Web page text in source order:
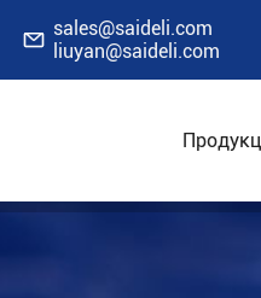
 sales@saideli.com
liuyan@saideli.com